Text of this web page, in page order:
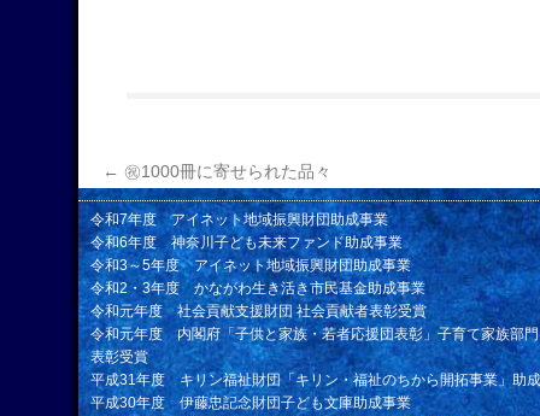
← ㊗1000冊に寄せられた品々
令和7年度 アイネット地域振興財団助成事業
令和6年度 神奈川子ども未来ファンド助成事業
令和3～5年度 アイネット地域振興財団助成事業
令和2・3年度 かながわ生き活き市民基金助成事業
令和元年度 社会貢献支援財団 社会貢献者表彰受賞
令和元年度 内閣府「子供と家族・若者応援団表彰」子育て家族部
表彰受賞
平成31年度 キリン福祉財団「キリン・福祉のちから開拓事業」助
平成30年度 伊藤忠記念財団子ども文庫助成事業